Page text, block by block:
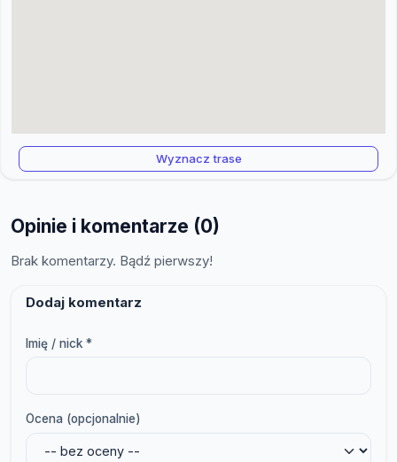
Wyznacz trase
Opinie i komentarze (0)
Brak komentarzy. Bądź pierwszy!
Dodaj komentarz
Imię / nick *
Ocena (opcjonalnie)